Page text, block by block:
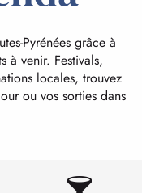
Pyrénées grâce à
à venir. Festivals,
locales, trouvez
ou vos sorties dans